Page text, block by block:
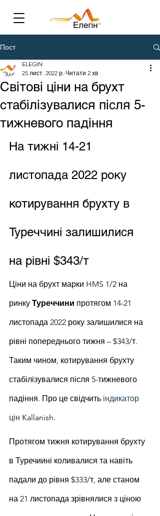
Пост
Світові ціни на брухт
стабілізувалися після 5-
тижневого падіння
ELEGIN
25 лист. 2022 р. Читати 2 хв
На тижні 14-21
листопада 2022 року
котирування брухту в
Туреччині залишилися
на рівні $343/т
Ціни на брухт марки HMS 1/2 на
ринку Туреччини протягом 14-21
листопада 2022 року залишилися на
рівні попереднього тижня – $343/т.
Таким чином, котирування брухту
стабілізувалися після 5-тижневого
падіння. Про це свідчить індикатор
цін Kallanish.
Протягом тижня котирування брухту
в Туречиині коливалися та навіть
падали до рівня $333/т, але станом
на 21 листопада зрівнялися з ціною